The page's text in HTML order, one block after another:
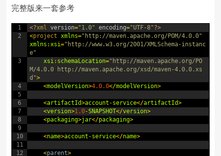
完整版来一套参考
1
2
3
4
5
6
7
8
9
10
11
12
<?xml version="1.0" encoding="UTF-8"?>
<project xmlns="http://maven.apache.org/POM/4.0.0"
xmlns :xsi="http://www.w3.org/2001/XMLSchema-instanc
e"
xsi: schemaLocation="http://maven.apache.org/PO
M/4.0.0 http://maven.apache.org/xsd/maven-4.0.0.xs
d">
<modelVersion>4.0.0</modelVersion>
<artifactId>account -service</artifactId>
<version>1.0-SNAPSHOT</version>
<packaging>jar</packaging>
<name>account -service</name>
<parent>